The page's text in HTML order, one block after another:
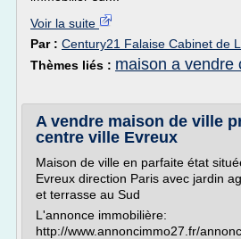
Voir la suite
Par : Century21 Falaise Cabinet de
Thèmes liés : maison a vendre
A vendre maison de ville
centre ville Evreux
Maison de ville en parfaite état
Evreux direction Paris avec jardin
et terrasse au Sud
L'annonce immobilière:
http://www.annoncimmo27.fr/